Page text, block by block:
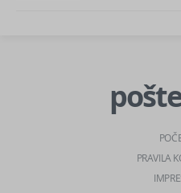
PRAVILA